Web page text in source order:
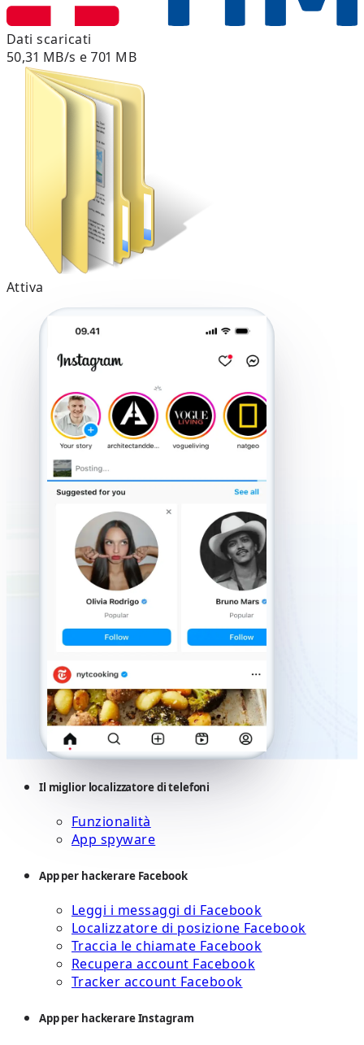
Dati scaricati
50,31 MB/s e 701 MB
Attiva
Il miglior localizzatore di telefoni
Funzionalità
App spyware
App per hackerare Facebook
Leggi i messaggi di Facebook
Localizzatore di posizione Facebook
Traccia le chiamate Facebook
Recupera account Facebook
Tracker account Facebook
App per hackerare Instagram